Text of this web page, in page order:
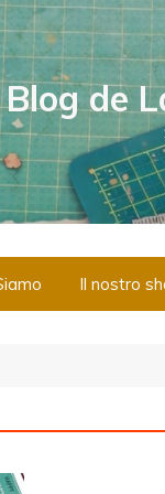
de
Il nostro